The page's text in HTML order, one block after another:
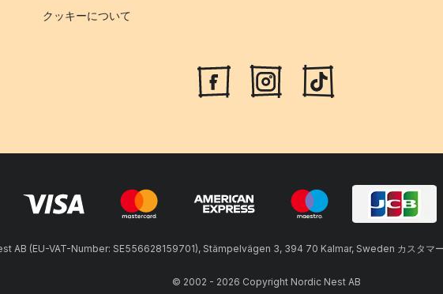
クッキーについて
AB (EU-VAT-Number: SE556628159701), Stämpelvägen 3, 394 70 Kalmar, Sweden カスタマ
© 2002 - 2026 Copyright Nordic Nest AB